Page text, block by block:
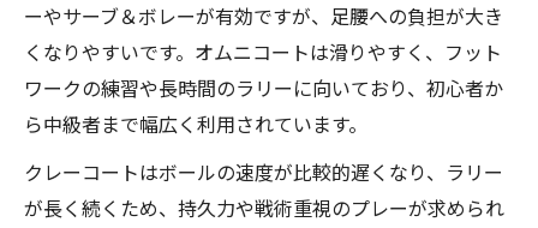
ーやサーブ＆ボレーが有効ですが、足腰への負担が大き
くなりやすいです。オムニコートは滑りやすく、フット
ワークの練習や長時間のラリーに向いており、初心者か
ら中級者まで幅広く利用されています。
クレーコートはボールの速度が比較的遅くなり、ラリー
が長く続くため、持久力や戦術重視のプレーが求められ